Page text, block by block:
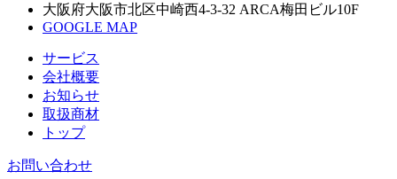
大阪府大阪市北区中崎西4-3-32 ARCA梅田ビル10F
GOOGLE MAP
サービス
会社概要
お知らせ
取扱商材
トップ
お問い合わせ